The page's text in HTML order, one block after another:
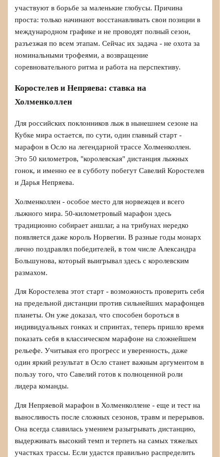
участвуют в борьбе за маленькие глобусы. Причина
проста: только начинают восстанавливать свои позиции в
международном графике и не проводят полный сезон,
разъезжая по всем этапам. Сейчас их задача - не охота за
номинальными трофеями, а возвращение
соревновательного ритма и работа на перспективу.
Коростелев и Непряева: ставка на
Холменколлен
Для российских поклонников лыж в нынешнем сезоне на
Кубке мира остается, по сути, один главный старт -
марафон в Осло на легендарной трассе Холменколлен.
Это 50 километров, "королевская" дистанция лыжных
гонок, и именно ее в субботу побегут Савелий Коростелев
и Дарья Непряева.
Холменколлен - особое место для норвежцев и всего
лыжного мира. 50-километровый марафон здесь
традиционно собирает аншлаг, а на трибунах нередко
появляется даже король Норвегии. В разные годы монарх
лично поздравлял победителей, в том числе Александра
Большунова, который выигрывал здесь с королевским
размахом.
Для Коростелева этот старт - возможность проверить себя
на предельной дистанции против сильнейших марафонцев
планеты. Он уже доказал, что способен бороться в
индивидуальных гонках и спринтах, теперь пришло время
показать себя в классическом марафоне на сложнейшем
рельефе. Учитывая его прогресс и уверенность, даже
один яркий результат в Осло станет важным аргументом в
пользу того, что Савелий готов к полноценной роли
лидера команды.
Для Непряевой марафон в Холменколлене - еще и тест на
выносливость после сложных сезонов, травм и перерывов.
Она всегда славилась умением разыгрывать дистанцию,
выдерживать высокий темп и терпеть на самых тяжелых
участках трассы. Если удастся правильно распределить